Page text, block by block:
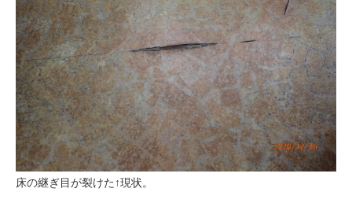
床の継ぎ目が裂けた↑現状。